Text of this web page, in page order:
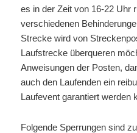
es in der Zeit von 16-22 Uhr
verschiedenen
Strecke wird von
Laufstrecke überqueren
Anweisungen der Posten,
auch den Laufenden ein
Laufevent garantiert werden
Folgende Sperrungen sind